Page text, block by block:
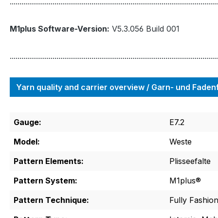
M1plus Software-Version: V5.3.056 Build 001
Yarn quality and carrier overview / Garn- und
Gauge:
E7.2
Model:
Weste
Pattern Elements:
Plisseefalte
Pattern System:
M1plus®
Pattern Technique:
Fully Fashion